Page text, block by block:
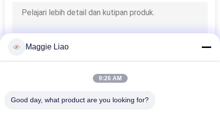
Peralatan Baki Pulp
Kemasan Industri
Maggie Liao
9:26 AM
Good day, what product are you looking for?